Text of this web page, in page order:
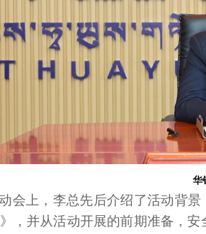
华
会上，李总先后介绍了活动背景
，并从活动开展的前期准备，